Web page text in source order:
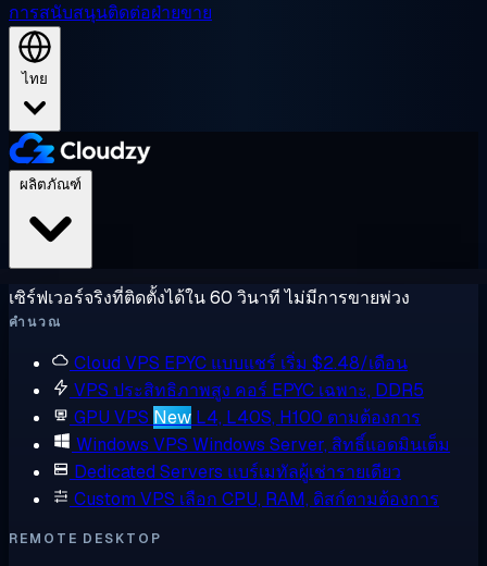
การสนับสนุนติดต่อฝ่ายขาย
ไทย
เซิร์ฟเวอร์จริงที่ติดตั้งได้ใน 60 วินาที ไม่มีการขายพ่วง
คำนวณ
Cloud VPS EPYC แบบแชร์ เริ่ม $2.48/เดือน
VPS ประสิทธิภาพสูง คอร์ EPYC เฉพาะ, DDR5
GPU VPS New L4, L40S, H100 ตามต้องการ
Windows VPS Windows Server, สิทธิ์แอดมินเต็ม
Dedicated Servers แบร์เมทัลผู้เช่ารายเดียว
Custom VPS เลือก CPU, RAM, ดิสก์ตามต้องการ
REMOTE DESKTOP